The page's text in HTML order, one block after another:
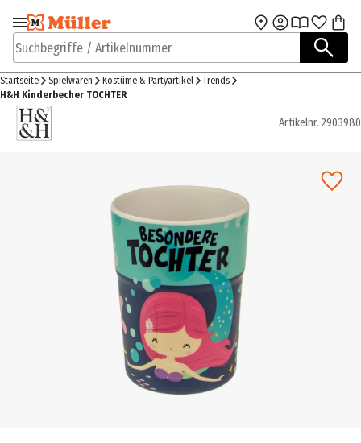
Zur Navigation
springen
Zum Hauptinhalt
Suchbegriffe / Artikelnummer
Startseite Spielwaren Kostüme & Partyartikel
Trends
H&H Kinderbecher TOCHTER
Artikelnr. 2903980